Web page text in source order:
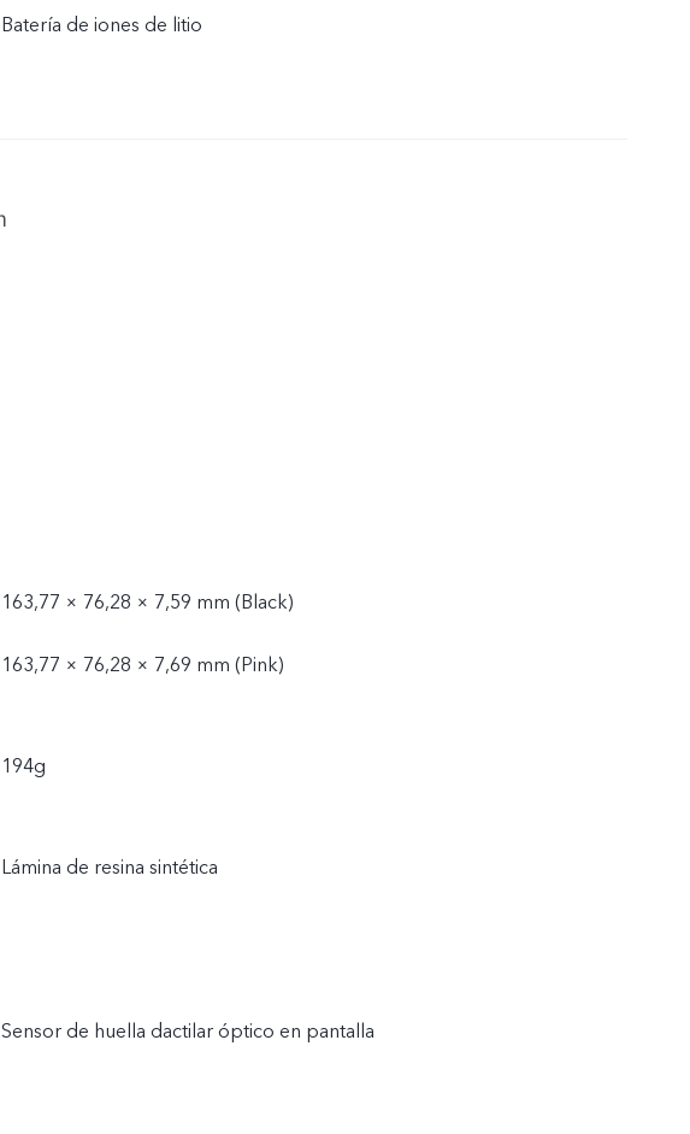
Batería de iones de litio
163,77 × 76,28 × 7,59 mm (Black)
163,77 × 76,28 × 7,69 mm (Pink)
194g
Lámina de resina sintética
Sensor de huella dactilar óptico en pantalla